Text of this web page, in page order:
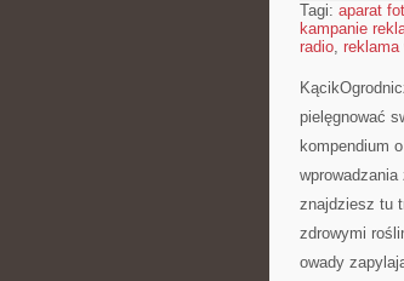
Tagi: aparat
kampanie
radio, reklama
pielęgnować
kompendium
znajdziesz tu
zdrowymi
owady